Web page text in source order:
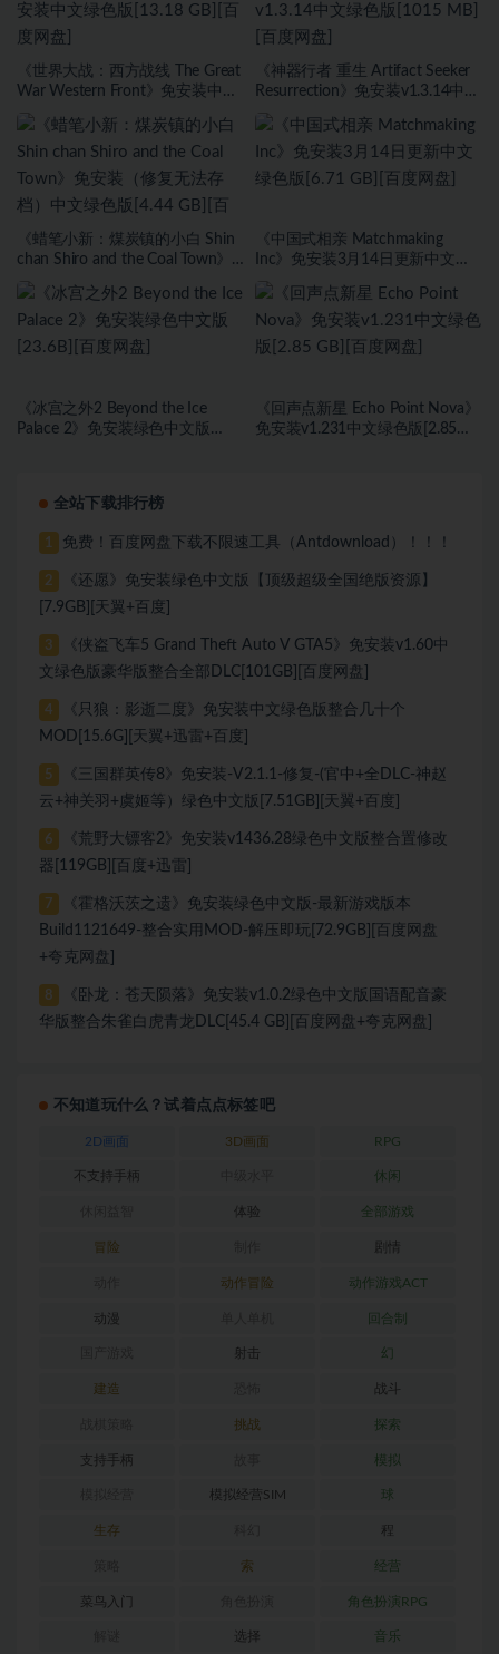
《世界大战：西方战线 The Great
War Western Front》免安装中文
《神器行者 重生 Artifact Seeker
Resurrection》免安装v1.3.14中文
《蜡笔小新：煤炭镇的小白 Shin
chan Shiro and the Coal Town》
色版[4.44 GB][百度网盘]
《中国式相亲 Matchmaking
Inc》免安装3月14日更新中文绿
《冰宫之外2 Beyond the Ice
Palace 2》免安装绿色中文版
《回声点新星 Echo Point Nova》
免安装v1.231中文绿色版[2.85
全站下载排行榜
1 免费！百度网盘下载不限速工具（Antdownload）！！！
2
《还愿》免安装绿色中文版【顶级超级全国绝版资源】
[7.9GB][天翼+百度]
3
《侠盗飞车5 Grand Theft Auto V GTA5》免安装v1.60中
文绿色版豪华版整合全部DLC[101GB][百度网盘]
4
《只狼：影逝二度》免安装中文绿色版整合几十个
MOD[15.6G][天翼+迅雷+百度]
5
《三国群英传8》免安装-V2.1.1-修复-(官中+全DLC-神赵
云+神关羽+虞姬等）绿色中文版[7.51GB][天翼+百度]
6
《荒野大镖客2》免安装v1436.28绿色中文版整合置修改
器[119GB][百度+迅雷]
7
《霍格沃茨之遗》免安装绿色中文版-最新游戏版本
Build1121649-整合实用MOD-解压即玩[72.9GB][百度网盘
+夸克网盘]
8
《卧龙：苍天陨落》免安装v1.0.2绿色中文版国语配音豪
华版整合朱雀白虎青龙DLC[45.4 GB][百度网盘+夸克网盘]
不知道玩什么？试着点点标签吧
2D画面 3D画面 RPG
不支持手柄 休闲
体验 全部游戏
冒险 剧情
动作冒险 动作游戏ACT
动漫 回合制
射击 幻
建造 战斗
挑战 探索
支持手柄 模拟
模拟经营SIM 球
生存 程
索 经营
菜鸟入门 角色扮演RPG
选择 音乐